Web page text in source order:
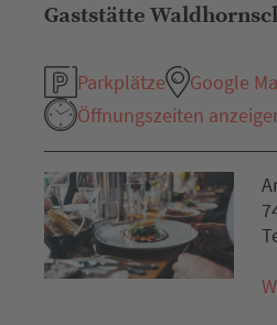
Gaststätte
Parkplätze
Google
Öffnungszeiten